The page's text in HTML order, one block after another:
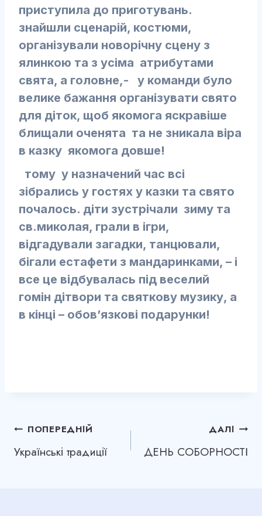
приступила до приготувань.
знайшли сценарій, костюми,
організували новорічну сцену з
ялинкою та з усіма атрибутами
свята, а головне,- у команди було
велике бажання організувати свято
для діток, щоб якомога яскравіше
блищали оченята та не зникала віра
в казку якомога довше!
тому у назначений час всі
зібрались у гостях у казки та свято
почалось. діти зустрічали зиму та
св.миколая, грали в ігри,
відгадували загадки, танцювали,
бігали естафети з мандаринками, – і
все це відбувалась під веселий
гомін дітвори та святкову музику, а
в кінці – обов’язкові подарунки!
Навігація
записів
ПОПЕРЕДНІЙ
Українські традиції
ДАЛІ
ДЕНЬ СОБОРНОСТІ